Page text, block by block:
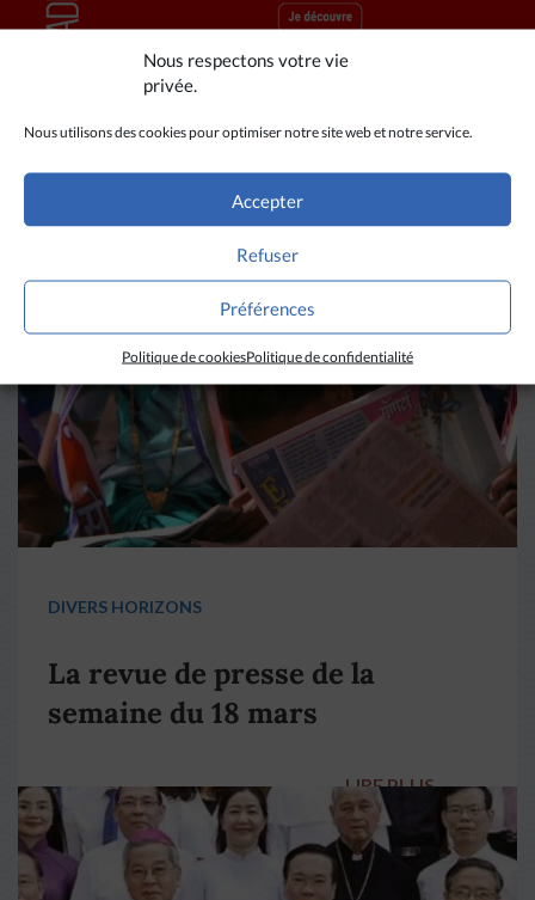
Nous respectons votre vie
privée.
Nous utilisons des cookies pour optimiser notre site web et notre service.
Accepter
Refuser
Préférences
Politique de cookiesPolitique de confidentialité
A LIRE AUSSI
DIVERS HORIZONS
La revue de presse de la
semaine du 18 mars
LIRE PLUS →